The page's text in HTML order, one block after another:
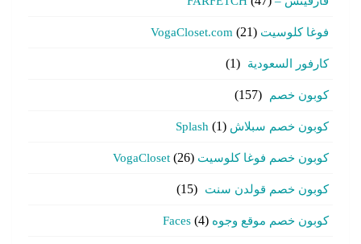
فوغا كلوسيت VogaCloset.com (21)
كارفور السعودية (1)
كوبون خصم (157)
كوبون خصم سبلاش Splash (1)
كوبون خصم فوغا كلوسيت VogaCloset (26)
كوبون خصم قولدن سنت (15)
كوبون خصم موقع وجوه Faces (4)